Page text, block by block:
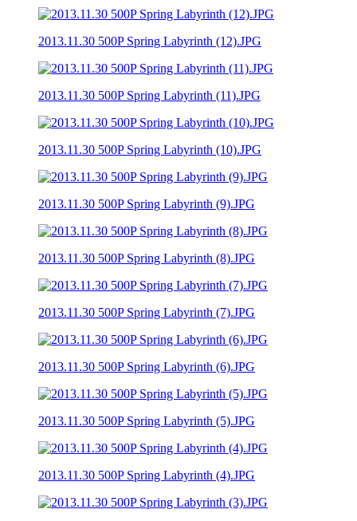
2013.11.30 500P Spring Labyrinth (12).JPG
2013.11.30 500P Spring Labyrinth (11).JPG
2013.11.30 500P Spring Labyrinth (10).JPG
2013.11.30 500P Spring Labyrinth (9).JPG
2013.11.30 500P Spring Labyrinth (8).JPG
2013.11.30 500P Spring Labyrinth (7).JPG
2013.11.30 500P Spring Labyrinth (6).JPG
2013.11.30 500P Spring Labyrinth (5).JPG
2013.11.30 500P Spring Labyrinth (4).JPG